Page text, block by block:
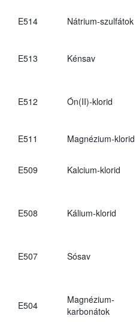
E514 Nátrium-szulfátok
E513 Kénsav
E512 Ón(II)-klorid
E511
Magnézium-klorid
E509 Kalcium-klorid
E508 Kálium-klorid
E507 Sósav
E504
Magnézium-
karbonátok